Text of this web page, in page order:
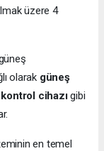
üzere 4
olarak güneş
cihazıgibi
en temel